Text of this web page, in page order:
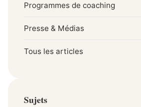
Programmes de coaching
Presse & Médias
Tous les articles
Sujets